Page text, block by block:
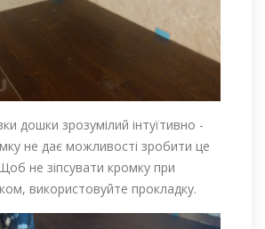
дошки зрозумілий інтуїтивно -
не дає можливості зробити це
не зіпсувати кромку при
використовуйте прокладку.